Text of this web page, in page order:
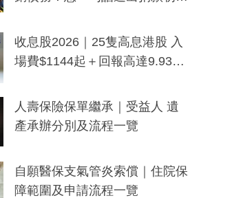
一度被誤當詐騙手段
收息股2026｜25隻高息港股 入
場費$1144起＋回報高達9.93
人壽保險保單繼承｜受益人 遺
產承辦分別及流程一覽
自願醫保支氣管炎索償｜住院保
障範圍及申請流程一覽